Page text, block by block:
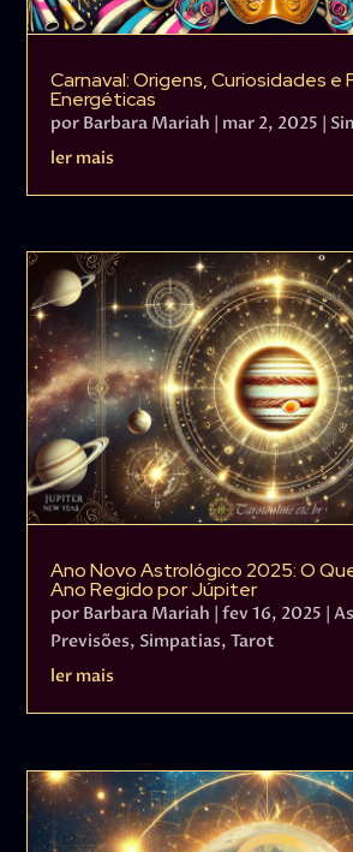
Carnaval: Origens, Curiosidades e
Energéticas
por Barbara Mariah | mar 2, 2025 |
ler mais
Ano Novo Astrológico 2025: O
Ano Regido por Júpiter
por Barbara Mariah |fev 16, 2025 |
Previsões, Simpatias,Tarot
ler mais